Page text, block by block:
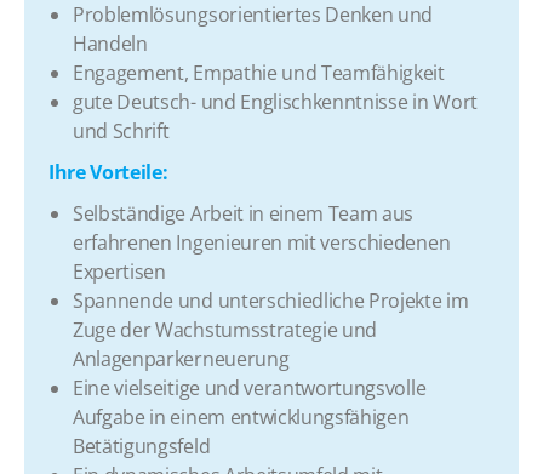
​Problemlösungsorientiertes Denken und
Handeln
​Engagement, Empathie und Teamfähigkeit
​gute Deutsch- und Englischkenntnisse in Wort
und Schrift
​Ihre Vorteile:
​Selbständige Arbeit in einem Team aus
erfahrenen Ingenieuren mit verschiedenen
Expertisen
​Spannende und unterschiedliche Projekte im
Zuge der Wachstumsstrategie und
Anlagenparkerneuerung
​Eine vielseitige und verantwortungsvolle
Aufgabe in einem entwicklungsfähigen
Betätigungsfeld